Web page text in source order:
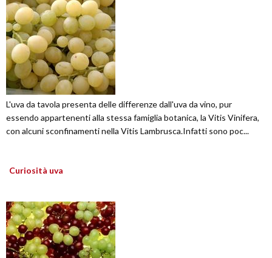
L'uva da tavola presenta delle differenze dall'uva da vino, pur
essendo appartenenti alla stessa famiglia botanica, la Vitis Vinifera,
con alcuni sconfinamenti nella Vitis Lambrusca.Infatti sono poc...
Curiosità uva